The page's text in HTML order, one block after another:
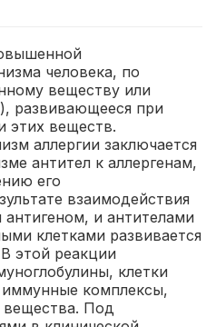
человека, по
веществу или
развивающееся при
этих веществ.
аллергии заключается
антител к аллергенам,
его
взаимодействия
антигеном, и антителами
клетками развивается
этой реакции
клетки
комплексы,
вещества. Под